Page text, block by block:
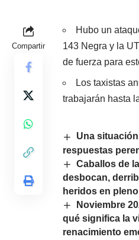
Compartir
Hubo un
143 Negra y la
de fuerza para
Los taxistas
trabajarán hasta
Una
respuestas
Caballos de
desbocan,
heridos en
Noviembre
qué significa la
renacimiento